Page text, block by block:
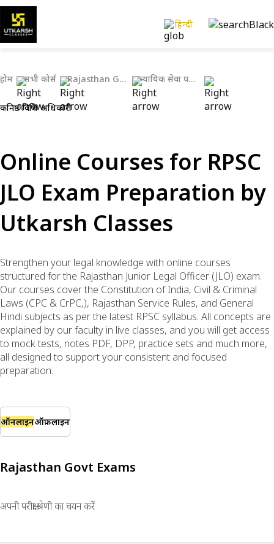
हिन्दी
होम सभी कोर्स Rajasthan Govt Exams न्यायिक सेवा परीक्षाएँ
कनिष्ठ विधि अधिकारी
Online Courses for RPSC
JLO Exam Preparation by
Utkarsh Classes
Strengthen your legal knowledge with online courses
structured for the Rajasthan Junior Legal Officer (JLO) exam.
Our courses cover the Constitution of India, Civil & Criminal
Laws (CPC & CrPC,), Rajasthan Service Rules, and General
Hindi subjects as per the latest RPSC syllabus. All concepts are
explained by our faculty in live classes, and you will get access
to mock tests, notes PDF, DPP, practice sets and much more,
all designed to support your consistent and focused
preparation.
Rajasthan Govt Exams
अपनी परीक्षा श्रेणी का चयन करें
ऑनलाइनऑफ़लाइन